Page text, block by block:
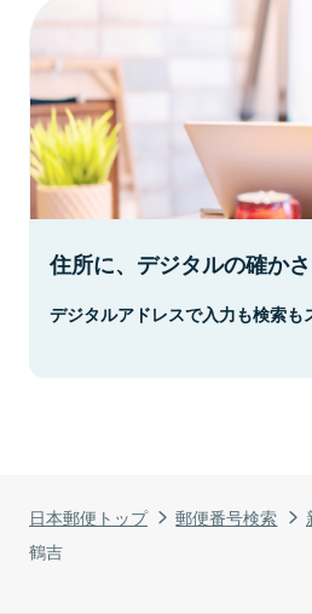
日本郵便トップ 郵便番号検索
鶴吉
住所に、デジタルの確かさ
デジタルアドレスで入力も検索も